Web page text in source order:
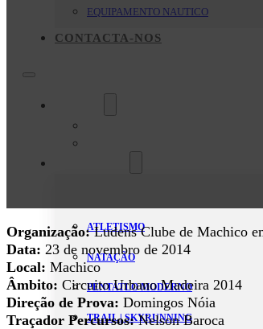
EQUIPAMENTO NAUTICO
CONTACTA-NOS
ATLETISMO
NATAÇÃO
PENTATLO MODERNO
TRAIL | SKYRUNNING
Organização:Ludens Clube de Machico
Data: 23 de novembro de 2014
Local: Machico
Âmbito: Circuito Urbano Madeira 2014
Direção de Prova: Domingos Nóia
Traçador Percursos:Nelson Baroca